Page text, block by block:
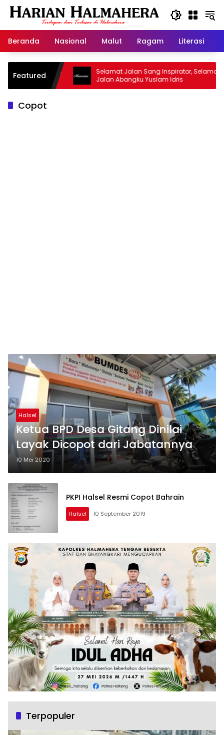
Langsung
Beranda
Nasional Malut Ragam Literasi
Featured
Warisan
Selamat Jalan Sang Inspirator, Selamat
Jalan Abangku Yuslam Idris
Copot
Halsel
Ketua BPD Desa Gitang Dinilai
Layak Dicopot dari Jabatannya
10 Mei 2020
PKPI Halsel Resmi Copot Bahrain
Halsel 10 September 2019
Terpopuler